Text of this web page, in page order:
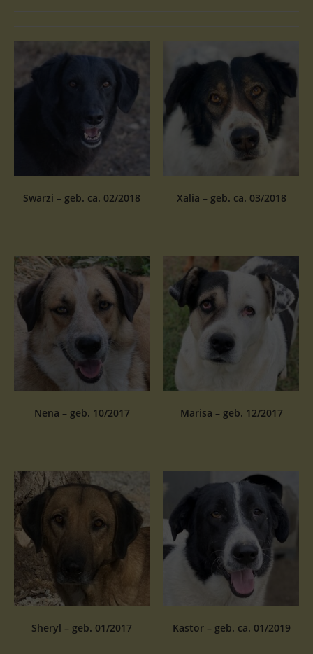
Swarzi – geb. ca. 02/2018 Xalia – geb. ca. 03/2018
Nena – geb. 10/2017 Marisa – geb. 12/2017
Sheryl – geb. 01/2017 Kastor – geb. ca. 01/2019